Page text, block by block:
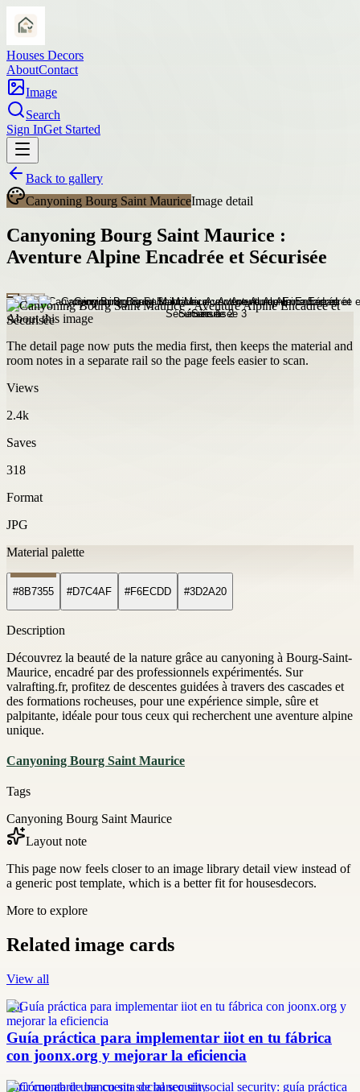
Houses Decors
AboutContact
Image
Search
Sign InGet Started
Back to gallery
Canyoning Bourg Saint MauriceImage detail
Canyoning Bourg Saint Maurice :
Aventure Alpine Encadrée et Sécurisée
About this image
The detail page now puts the media first, then keeps the material and
room notes in a separate rail so the page feels easier to scan.
Views
2.4k
Saves
318
Format
JPG
Material palette
#8B7355 #D7C4AF #F6ECDD #3D2A20
Description
Découvrez la beauté de la nature grâce au canyoning à Bourg-Saint-
Maurice, encadré par des professionnels expérimentés. Sur
valrafting.fr, profitez de descentes guidées à travers des cascades et
des formations rocheuses, pour une expérience simple, sûre et
palpitante, idéale pour tous ceux qui recherchent une aventure alpine
unique.
Canyoning Bourg Saint Maurice
Tags
Canyoning Bourg Saint Maurice
Layout note
This page now feels closer to an image library detail view instead of
a generic post template, which is a better fit for housesdecors.
More to explore
Related image cards
View all
iiot
Guía práctica para implementar iiot en tu fábrica
con joonx.org y mejorar la eficiencia
abrir cuenta de banco sin social security